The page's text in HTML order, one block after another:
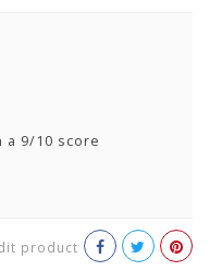
a 9/10 score
product